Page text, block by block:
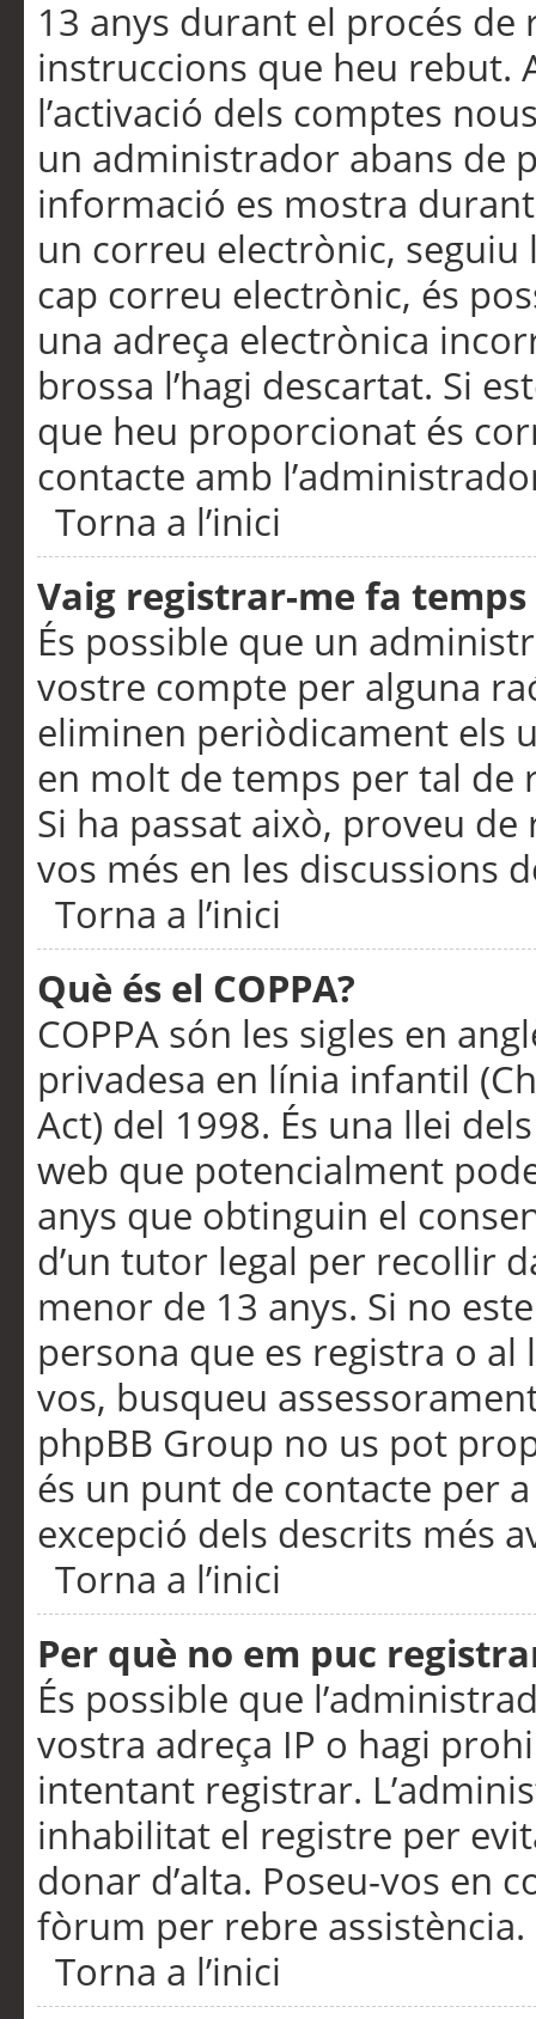
13 anys durant el procés de
instruccions que heu rebut.
l’activació dels comptes
un administrador abans de
informació es mostra
un correu electrònic,
cap correu electrònic, és
una adreça electrònica
brossa l’hagi descartat. Si
que heu proporcionat és
contacte amb
Torna a l’inici
Vaig registrar-me fa
És possible que un
vostre compte per alguna
eliminen periòdicament els
en molt de temps per tal de
Si ha passat això, proveu
vos més en les discussions
Torna a l’inici
Què és el COPPA?
COPPA són les sigles en
privadesa en línia infantil
Act) del 1998. És una llei
web que potencialment
anys que obtinguin el
d’un tutor legal per recollir
menor de 13 anys. Si no
persona que es registra o
vos, busqueu
phpBB Group no us pot
és un punt de contacte per
excepció dels descrits més
Torna a l’inici
Per què no em puc
És possible que
vostra adreça IP o hagi
intentant registrar.
inhabilitat el registre per
donar d’alta. Poseu-vos en
fòrum per rebre assistència.
Torna a l’inici